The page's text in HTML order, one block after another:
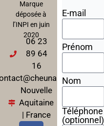
Marque
déposée à
l’INPI en juin
2020
06 23
89 64
16
Nouvelle
Aquitaine
| France
E-mail
Prénom
Nom
Téléphone
(optionnel)